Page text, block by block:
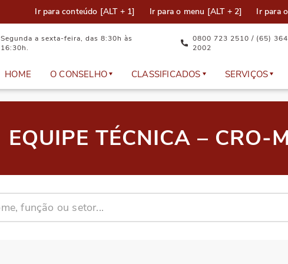
Ir para conteúdo [ALT + 1] Ir para o menu [ALT + 2] Ir para
Segunda a sexta-feira, das 8:30h às
16:30h.
0800 723 2510 / (65)
2002
HOME O CONSELHO
Plenário
Representantes
Comissões e Câmaras Técnicas
CLASSIFICADOS
Cadastre seu anúncio
Dúvidas Frequentes
SERVIÇOS
Eleição
EQUIPE TÉCNICA – CRO-